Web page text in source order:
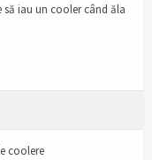
să iau un cooler când ăla
coolere